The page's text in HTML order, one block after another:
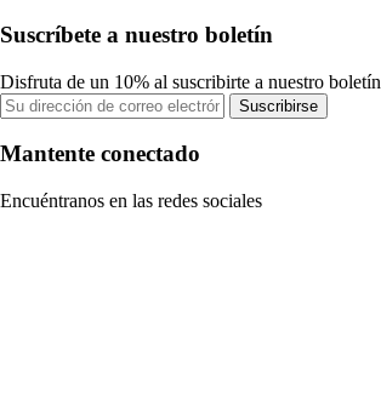
Suscríbete a nuestro boletín
Disfruta de un 10% al suscribirte a nuestro boletín
Suscribirse
Mantente conectado
Encuéntranos en las redes sociales